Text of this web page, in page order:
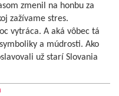
zmenil na honbu za
zažívame stres.
vytráca. A aká vôbec tá
a múdrosti. Ako
už starí Slovania